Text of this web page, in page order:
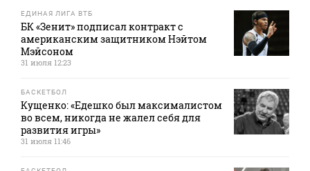
ЕДИНАЯ ЛИГА ВТБ
БК «Зенит» подписал контракт с
американским защитником Нэйтом
Мэйсоном
31 июля 12:23
БАСКЕТБОЛ
Кущенко: «Едешко был максималистом
во всем, никогда не жалел себя для
развития игры»
31 июля 11:46